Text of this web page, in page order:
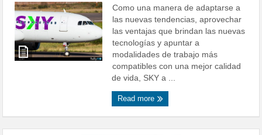
Como una manera de adaptarse a
las nuevas tendencias, aprovechar
las ventajas que brindan las nuevas
tecnologías y apuntar a
modalidades de trabajo más
compatibles con una mejor calidad
de vida, SKY a ...
Read more